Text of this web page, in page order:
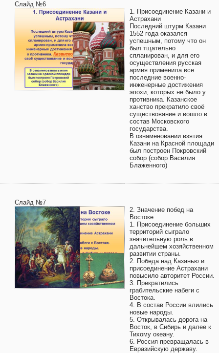
Слайд №6
1. Присоединение Казани и
Астрахани
Последний штурм Казани
1552 года оказался
успешным, потому что он
был тщательно
спланирован, и для его
осуществления русская
армия применила все
последние военно-
инженерные достижения
эпохи, которых не было у
противника. Казанское
ханство прекратило своё
существование и вошло в
состав Московского
государства.
В ознаменовании взятия
Казани на Красной площади
был построен Покровский
собор (собор Василия
Блаженного)
Слайд №7
2. Значение побед на
Востоке
1. Присоединение больших
территорий сыграло
значительную роль в
дальнейшем хозяйственном
развитии страны.
2. Победа над Казанью и
присоединение Астрахани
повысило авторитет России.
3. Прекратились
грабительские набеги с
Востока.
4. В состав России влились
новые народы.
5. Открывалась дорога на
Восток, в Сибирь и далее к
Тихому океану.
6. Россия превращалась в
Евразийскую державу.